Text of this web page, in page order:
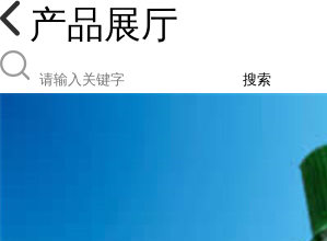
产品展厅
搜索